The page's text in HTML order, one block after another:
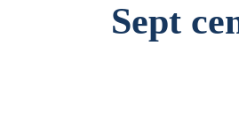
Sept cent